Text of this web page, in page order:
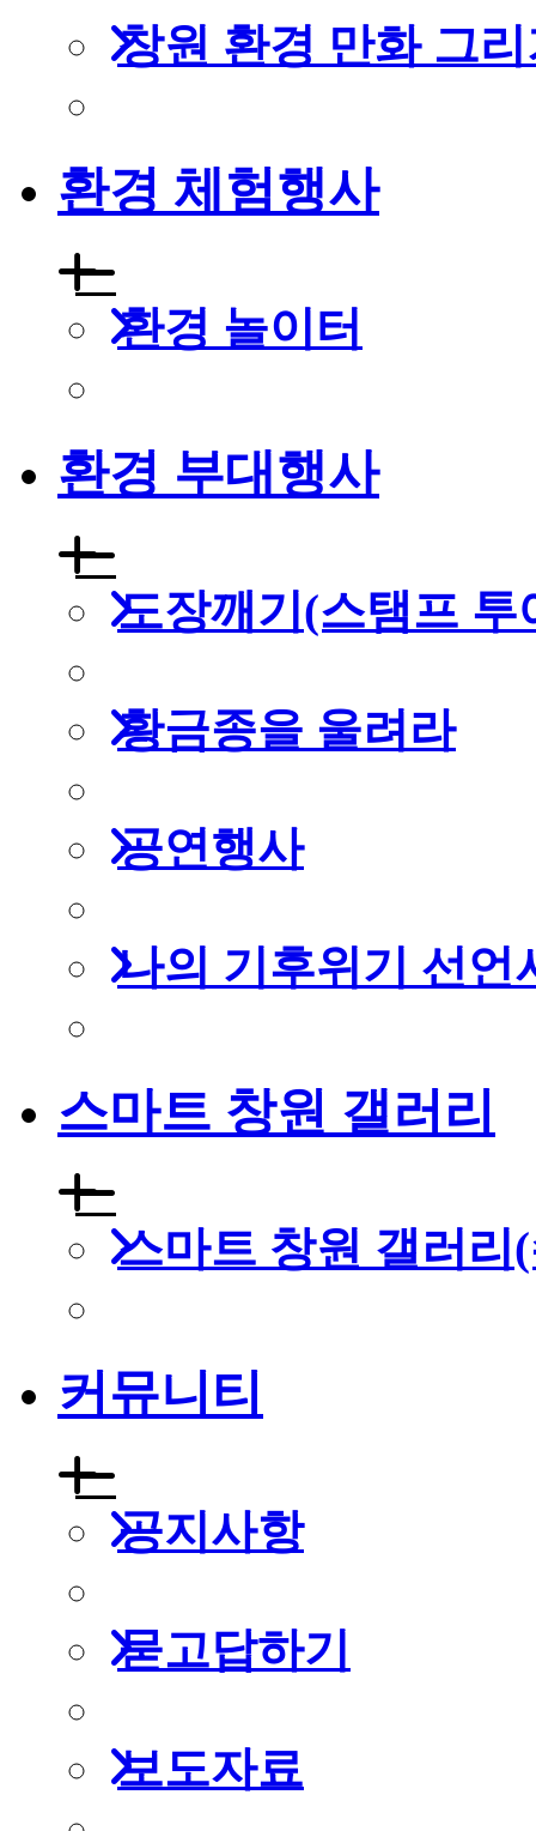
창원 환경 만화 그
환경 체험행사
환경 놀이터
환경 부대행사
도장깨기(스탬프 투
황금종을 울려라
공연행사
나의 기후위기 선언
스마트 창원 갤러리
스마트 창원 갤러리
커뮤니티
공지사항
묻고답하기
보도자료